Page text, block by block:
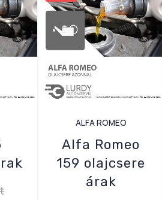
ALFA ROMEO
Alfa Romeo
159 olajcsere
árak